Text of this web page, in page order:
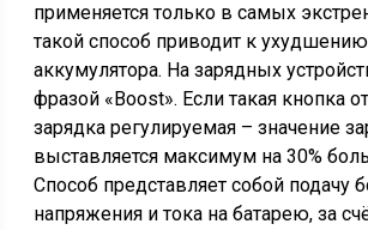
применяется только в самых
такой способ приводит к
аккумулятора. На зарядных
фразой «Boost». Если такая кнопка
зарядка регулируемая – значение
выставляется максимум на 30%
Способ представляет собой подачу
напряжения и тока на батарею, за